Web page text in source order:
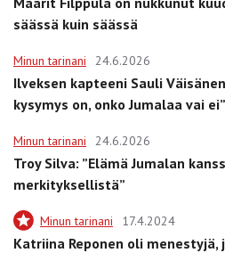
säässä kuin säässä
Minun tarinani 24.6.2026
Ilveksen kapteeni Sauli
kysymys on, onko Jumalaa vai ei”
Minun tarinani 24.6.2026
Troy Silva: ”Elämä Jumalan
merkityksellistä”
Minun tarinani 17.4.2024
Katriina Reponen oli menestyjä,